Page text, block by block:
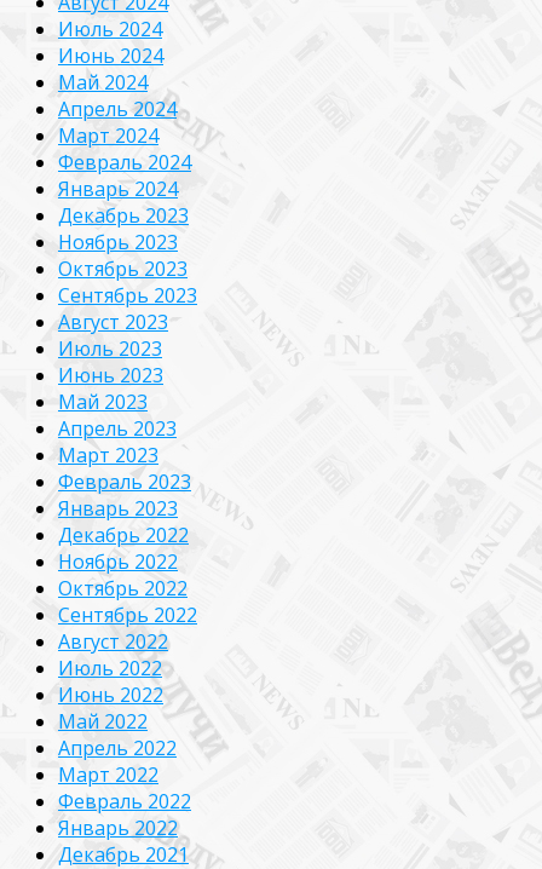
Июль 2024
Июнь 2024
Май 2024
Апрель 2024
Март 2024
Февраль 2024
Январь 2024
Декабрь 2023
Ноябрь 2023
Октябрь 2023
Сентябрь 2023
Август 2023
Июль 2023
Июнь 2023
Май 2023
Апрель 2023
Март 2023
Февраль 2023
Январь 2023
Декабрь 2022
Ноябрь 2022
Октябрь 2022
Сентябрь 2022
Август 2022
Июль 2022
Июнь 2022
Май 2022
Апрель 2022
Март 2022
Февраль 2022
Январь 2022
Декабрь 2021